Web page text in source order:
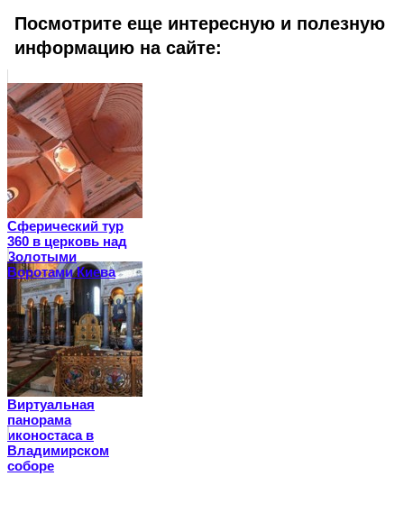
Посмотрите еще интересную и полезную
информацию на сайте:
Сферический тур
360 в церковь над
Золотыми
Воротами Киева
Виртуальная
панорама
иконостаса в
Владимирском
соборе